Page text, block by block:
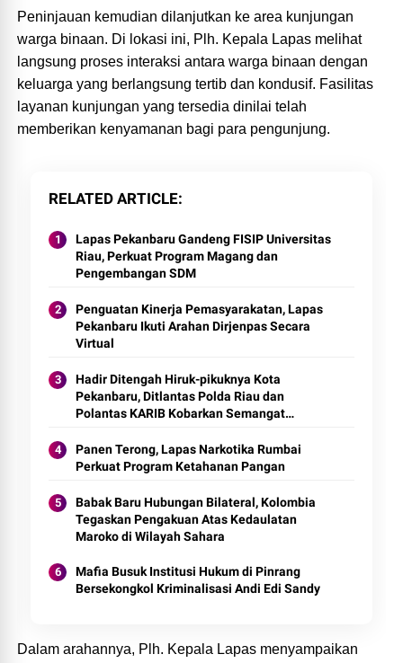
Peninjauan kemudian dilanjutkan ke area kunjungan
warga binaan. Di lokasi ini, Plh. Kepala Lapas melihat
langsung proses interaksi antara warga binaan dengan
keluarga yang berlangsung tertib dan kondusif. Fasilitas
layanan kunjungan yang tersedia dinilai telah
memberikan kenyamanan bagi para pengunjung.
RELATED ARTICLE
Lapas Pekanbaru Gandeng FISIP Universitas
Riau, Perkuat Program Magang dan
Pengembangan SDM
Penguatan Kinerja Pemasyarakatan, Lapas
Pekanbaru Ikuti Arahan Dirjenpas Secara
Virtual
Hadir Ditengah Hiruk-pikuknya Kota
Pekanbaru, Ditlantas Polda Riau dan
Polantas KARIB Kobarkan Semangat
Policing Jelang HUT RI Ke-81 Tahun
Panen Terong, Lapas Narkotika Rumbai
Perkuat Program Ketahanan Pangan
Babak Baru Hubungan Bilateral, Kolombia
Tegaskan Pengakuan Atas Kedaulatan
Maroko di Wilayah Sahara
Mafia Busuk Institusi Hukum di Pinrang
Bersekongkol Kriminalisasi Andi Edi Sandy
Dalam arahannya, Plh. Kepala Lapas menyampaikan